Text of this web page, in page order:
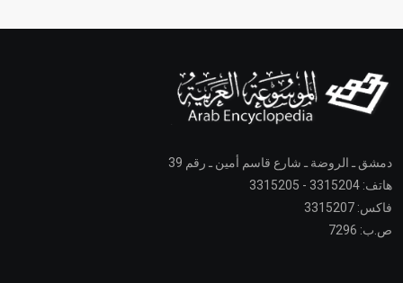
دمشق ـ الروضة ـ شارع قاسم أمين ـ رقم 39
هاتف: 3315204 - 3315205
فاكس: 3315207
ص.ب: 7296